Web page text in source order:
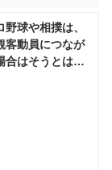
球や相撲は、
客動員につなが
合はそうとはい